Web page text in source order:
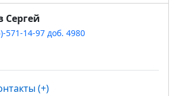
Сергей
571-14-97 доб. 4980
(+)